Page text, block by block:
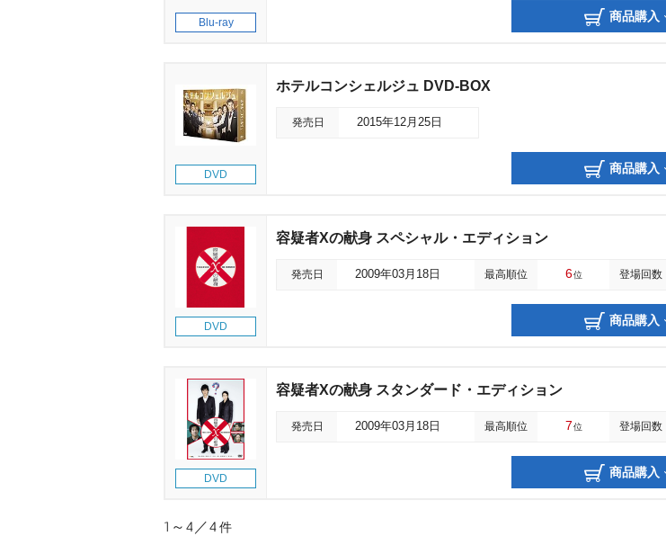
Blu-ray 商品購入
DVD
ホテルコンシェルジュ DVD-BOX
発売日 2015年12月25日
商品購入
DVD
容疑者Xの献身 スペシャル・エディション
発売日 2009年03月18日 最高順位 6位 登場回数
商品購入
DVD
容疑者Xの献身 スタンダード・エディション
発売日 2009年03月18日 最高順位 7位 登場回数
商品購入
1～4／4件